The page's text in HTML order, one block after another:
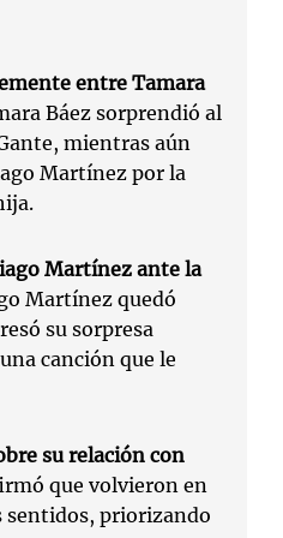
entre Tamara
Báez sorprendió al
mientras aún
Martínez por la
Martínez ante la
Martínez quedó
su sorpresa
canción que le
su relación con
que volvieron en
sentidos, priorizando